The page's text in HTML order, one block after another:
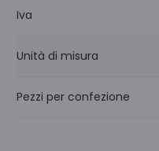
Iva
Unità di misura
Pezzi per confezione